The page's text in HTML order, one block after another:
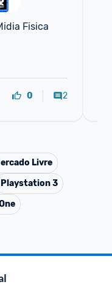
Fisica
0 2
Livre
Playstation 3